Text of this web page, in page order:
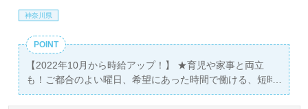
神奈川県
POINT
【2022年10月から時給アップ！】 ★育児や家事と両立
も！ご都合のよい曜日、希望にあった時間で働ける、短時
間のお仕事 ★多数の職場から、ご自宅近くの職場を選択で